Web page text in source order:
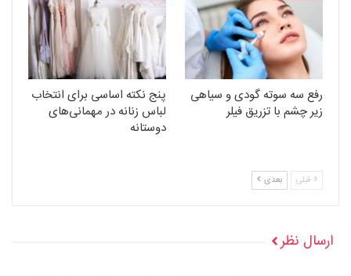
رفع سه سوته گودی و سیاهی
زیر چشم با تزریق فیلر
پنج نکته اساسی برای انتخاب
لباس زنانه در مهمانی‌های
دوستانه
قبلی بعدی
ارسال نظر